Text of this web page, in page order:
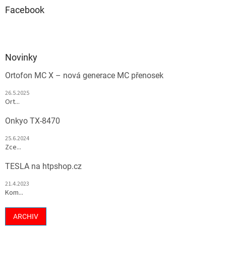
Facebook
Novinky
Ortofon MC X – nová generace MC přenosek
26.5.2025
Ort...
Onkyo TX-8470
25.6.2024
Zce...
TESLA na htpshop.cz
21.4.2023
Kom...
ARCHIV